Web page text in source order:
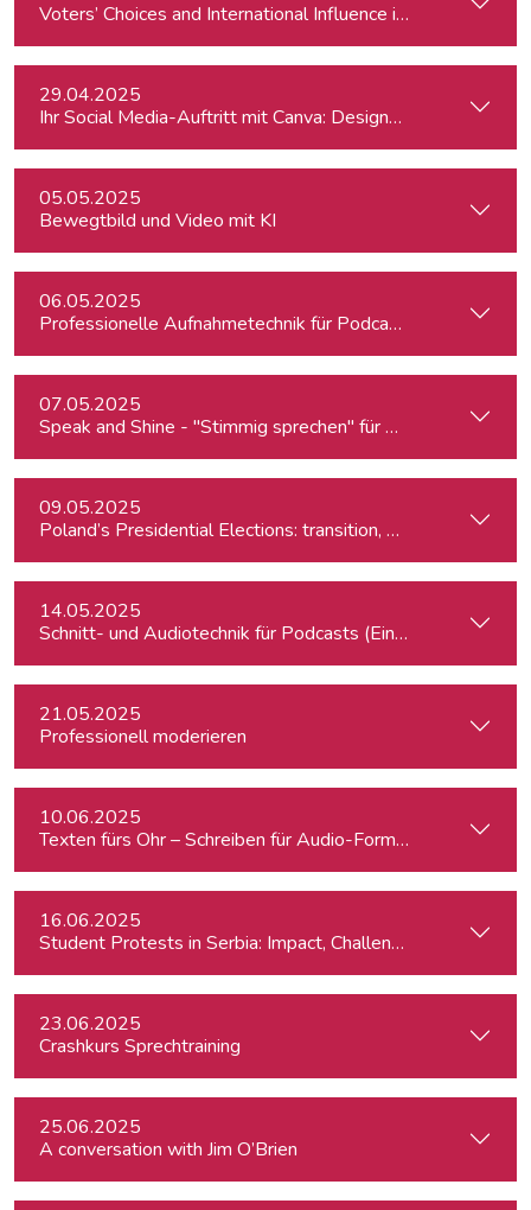
Voters’ Choices and International Influence in Romania’s
29.04.2025
Ihr Social Media-Auftritt mit Canva: Designs, die begeistern
05.05.2025
Bewegtbild und Video mit KI
06.05.2025
Professionelle Aufnahmetechnik für Podcasts & Radio
07.05.2025
Speak and Shine - "Stimmig sprechen" für Podcast,
09.05.2025
Poland’s Presidential Elections: transition, migration, war,
14.05.2025
Schnitt- und Audiotechnik für Podcasts (Einsteiger:innen)
21.05.2025
Professionell moderieren
10.06.2025
Texten fürs Ohr – Schreiben für Audio-Formate
16.06.2025
Student Protests in Serbia: Impact, Challenges, and
23.06.2025
Crashkurs Sprechtraining
25.06.2025
A conversation with Jim O’Brien